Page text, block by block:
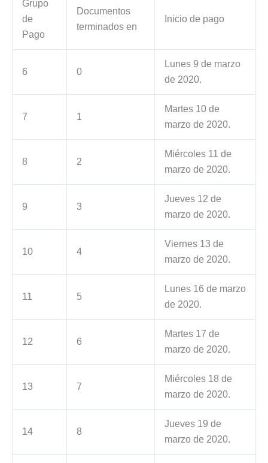
Grupo
de
Pago
Documentos
terminados en
Inicio de pago
6 0
Lunes 9 de marzo
de 2020.
7 1
Martes 10 de
marzo de 2020.
8 2
Miércoles 11 de
marzo de 2020.
9 3
Jueves 12 de
marzo de 2020.
10 4
Viernes 13 de
marzo de 2020.
11 5
Lunes 16 de marzo
de 2020.
12 6
Martes 17 de
marzo de 2020.
13 7
Miércoles 18 de
marzo de 2020.
14 8
Jueves 19 de
marzo de 2020.